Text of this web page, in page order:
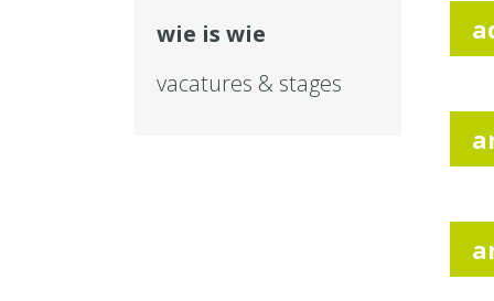
wie is wie
vacatures & stages